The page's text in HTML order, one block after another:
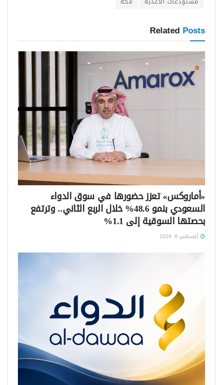
Related Posts
«أماروكس» تعزز حضورها في سوق الدواء
السعودي بنمو 48.6% خلال الربع الثاني.. وترتفع
بحصتها السوقية إلى 1.1%
أغسطس 6, 2026